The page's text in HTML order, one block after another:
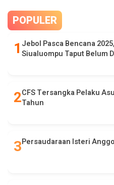
POPULER
Jebol Pasca Bencana
Siualuompu Taput Belum
CFS Tersangka Pelaku
Tahun
Persaudaraan Isteri